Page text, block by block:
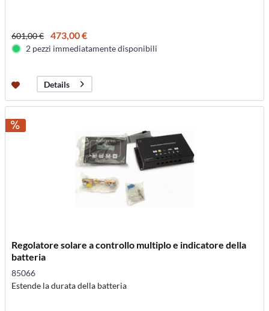
601,00 € 473,00 €
2 pezzi immediatamente disponibili
Details
Regolatore solare a controllo multiplo e indicatore della
batteria
85066
Estende la durata della batteria